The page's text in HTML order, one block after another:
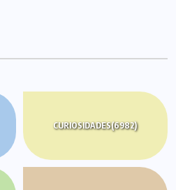
CURIOSIDADES(6982)